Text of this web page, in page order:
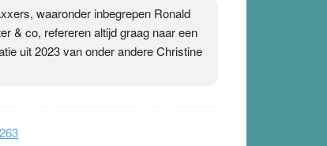
waaronder inbegrepen Ronald
& co, refereren altijd graag naar een
uit 2023 van onder andere Christine